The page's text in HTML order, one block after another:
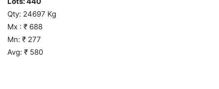
Qty: 24697 Kg
Mx : ₹ 688
Mn: ₹ 277
Avg: ₹ 580